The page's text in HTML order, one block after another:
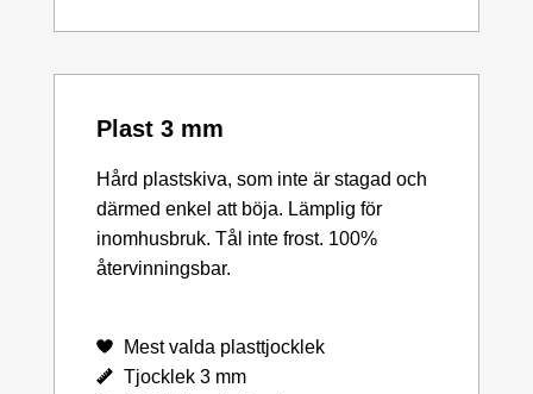
Plast 3 mm
Hård plastskiva, som inte är stagad och
därmed enkel att böja. Lämplig för
inomhusbruk. Tål inte frost. 100%
återvinningsbar.
Mest valda plasttjocklek
Tjocklek 3 mm